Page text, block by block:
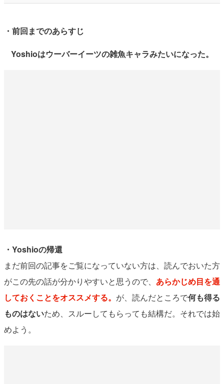
・前回までのあらすじ
Yoshioはウーバーイーツの雑魚キャラみたいになった。
・Yoshioの帰還
まだ前回の記事をご覧になっていない方は、読んでおいた方
がこの先の話が分かりやすいと思うので、 あらかじめ目を通
しておくことをオススメする。 が、読んだところで何も得る
ものはないため、スルーしてもらっても結構だ。それでは始
めよう。